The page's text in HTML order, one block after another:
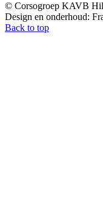
© Corsogroep KAVB
Design en onderhoud:
Back to top